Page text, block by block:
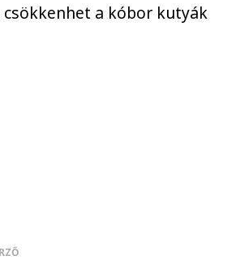
csökkenhet a kóbor kutyák